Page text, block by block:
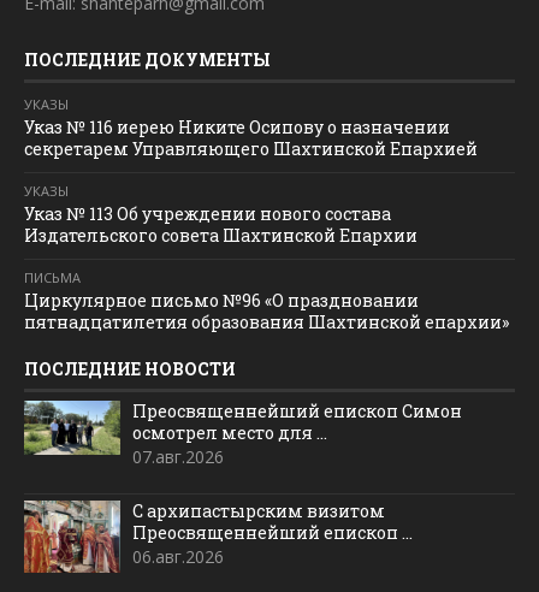
ПОСЛЕДНИЕ ДОКУМЕНТЫ
УКАЗЫ
Указ № 116 иерею Никите Осипову о назначении
секретарем Управляющего Шахтинской Епархией
УКАЗЫ
Указ № 113 Об учреждении нового состава
Издательского совета Шахтинской Епархии
ПИСЬМА
Циркулярное письмо №96 «О праздновании
пятнадцатилетия образования Шахтинской епархии»
ПОСЛЕДНИЕ НОВОСТИ
Преосвященнейший епископ Симон
осмотрел место для ...
07.авг.2026
С архипастырским визитом
Преосвященнейший епископ ...
06.авг.2026